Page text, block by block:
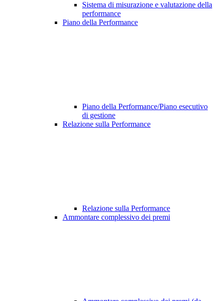
Sistema di misurazione e valutazione della
performance
Piano della Performance
Piano della Performance/Piano esecutivo
di gestione
Relazione sulla Performance
Relazione sulla Performance
Ammontare complessivo dei premi